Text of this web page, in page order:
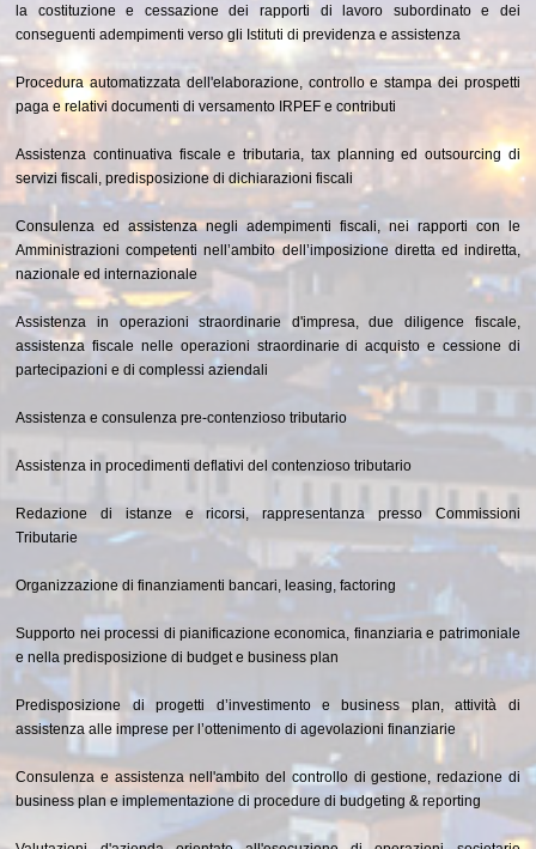
la costituzione e cessazione dei rapporti di lavoro subordinato e dei
conseguenti adempimenti verso gli Istituti di previdenza e assistenza
Procedura automatizzata dell'elaborazione, controllo e stampa dei prospetti
paga e relativi documenti di versamento IRPEF e contributi
Assistenza continuativa fiscale e tributaria, tax planning ed outsourcing di
servizi fiscali, predisposizione di dichiarazioni fiscali
Consulenza ed assistenza negli adempimenti fiscali, nei rapporti con le
Amministrazioni competenti nell’ambito dell’imposizione diretta ed indiretta,
nazionale ed internazionale
Assistenza in operazioni straordinarie d'impresa, due diligence fiscale,
assistenza fiscale nelle operazioni straordinarie di acquisto e cessione di
partecipazioni e di complessi aziendali
Assistenza e consulenza pre-contenzioso tributario
Assistenza in procedimenti deflativi del contenzioso tributario
Redazione di istanze e ricorsi, rappresentanza presso Commissioni
Tributarie
Organizzazione di finanziamenti bancari, leasing, factoring
Supporto nei processi di pianificazione economica, finanziaria e patrimoniale
e nella predisposizione di budget e business plan
Predisposizione di progetti d’investimento e business plan, attività di
assistenza alle imprese per l’ottenimento di agevolazioni finanziarie
Consulenza e assistenza nell'ambito del controllo di gestione, redazione di
business plan e implementazione di procedure di budgeting & reporting